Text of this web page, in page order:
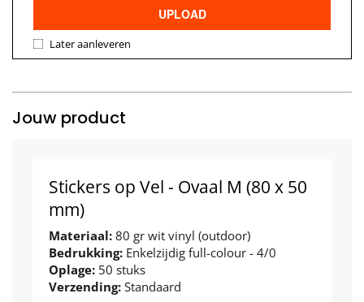
UPLOAD
Later aanleveren
Jouw product
Stickers op Vel - Ovaal M (80 x 50
mm)
Materiaal: 80 gr wit vinyl (outdoor)
Bedrukking: Enkelzijdig full-colour - 4/0
Oplage: 50 stuks
Verzending: Standaard